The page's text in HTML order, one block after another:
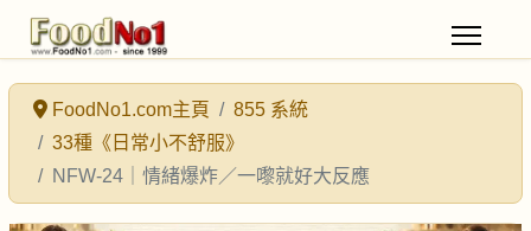
FoodNo1.com主頁
855 系統
33種《日常小不舒服》
NFW-24｜情緒爆炸／一嚟就好大反應